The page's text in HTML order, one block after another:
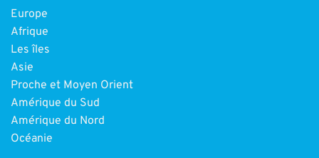
Europe
Afrique
Les îles
Asie
Proche et Moyen Orient
Amérique du Sud
Amérique du Nord
Océanie